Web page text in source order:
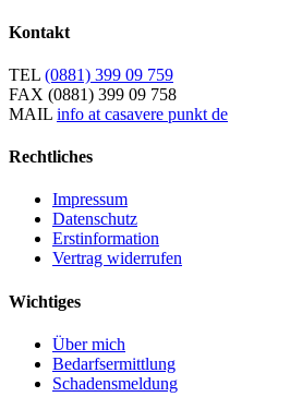
Kontakt
TEL (0881) 399 09 759
FAX (0881) 399 09 758
MAIL info at casavere punkt de
Rechtliches
Impressum
Datenschutz
Erstinformation
Vertrag widerrufen
Wichtiges
Über mich
Bedarfsermittlung
Schadensmeldung